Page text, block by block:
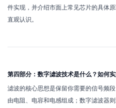
件实现，并介绍市面上常见芯片的具体
直观认识。
第四部分：数字滤波技术是什么？如何实
滤波的核心思想是保留你需要的信号频
由电阻、电容和电感组成；数字滤波器